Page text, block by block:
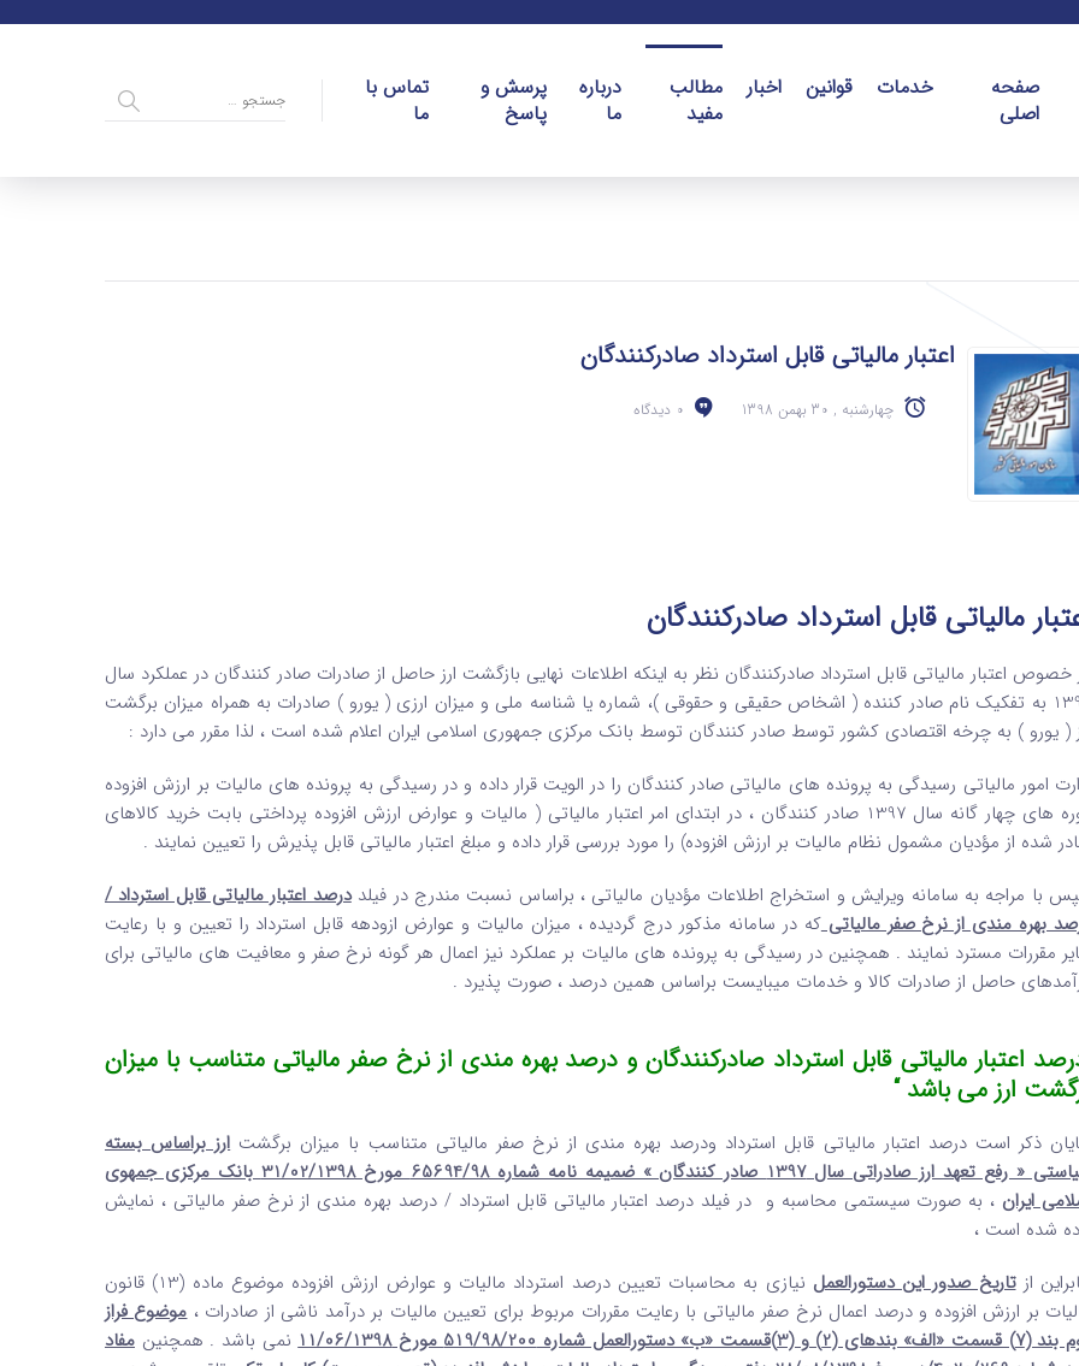
صفحه
اصلی
خدمات قوانین اخبار
مطالب
مفید
درباره
ما
پرسش و
پاسخ
تماس با
ما
اعتبار مالیاتی قابل استرداد صادرکنندگان
چهارشنبه , 30 بهمن 1398 0 دیدگاه
مالیاتی قابل استرداد صادرکنندگان
خصوص اعتبار مالیاتی قابل استرداد صادرکنندگان نظر به اینکه اطلاعات نهایی بازگشت ارز حاصل از صادرات صادر کنندگان در عملکرد سال
1397 به تفکیک نام صادر کننده ( اشخاص حقیقی و حقوقی )، شماره یا شناسه ملی و میزان ارزی ( یورو ) صادرات به همراه میزان برگشت
( یورو ) به چرخه اقتصادی کشور توسط صادر کنندگان توسط بانک مرکزی جمهوری اسلامی ایران اعلام شده است ، لذا مقرر می دارد :
امور مالیاتی رسیدگی به پرونده های مالیاتی صادر کنندگان را در الویت قرار داده و در رسیدگی به پرونده های مالیات بر ارزش افزوده
دوره های چهار گانه سال 1397 صادر کنندگان ، در ابتدای امر اعتبار مالیاتی ( مالیات و عوارض ارزش افزوده پرداختی بابت خرید کالاهای
شده از مؤدیان مشمول نظام مالیات بر ارزش افزوده) را مورد بررسی قرار داده و مبلغ اعتبار مالیاتی قابل پذیرش را تعیین نمایند .
با مراجه به سامانه ویرایش و استخراج اطلاعات مؤدیان مالیاتی ، براساس نسبت مندرج در فیلددرصد اعتبار مالیاتی قابل استرداد /
بهره مندی از نرخ صفر مالیاتیکه در سامانه مذکور درج گردیده ، میزان مالیات و عوارض ازودهه قابل استرداد را تعیین و با رعایت
مقررات مسترد نمایند . همچنین در رسیدگی به پرونده های مالیات بر عملکرد نیز اعمال هر گونه نرخ صفر و معافیت های مالیاتی برای
حاصل از صادرات کالا و خدمات میبایست براساس همین درصد ، صورت پذیرد .
اعتبار مالیاتی قابل استرداد صادرکنندگان و درصد بهره مندی از نرخ صفر مالیاتی متناسب با میزان
ارز می باشد “
ذکر است درصد اعتبار مالیاتی قابل استرداد ودرصد بهره مندی از نرخ صفر مالیاتی متناسب با میزان برگشتارز براساس بسته
سیاستی « رفع تعهد ارز صادراتی سال 1397 صادر کنندگان » ضمیمه نامه شماره 65694/98 مورخ 31/02/1398 بانک مرکزی جمهوی
ایران ، به صورت سیستمی محاسبه و در فیلد درصد اعتبار مالیاتی قابل استرداد / درصد بهره مندی از نرخ صفر مالیاتی ، نمایش
شده است ،
ازتاریخ صدور این دستورالعمل
نیازی به محاسبات تعیین درصد استرداد مالیات و عوارض ارزش افزوده موضوع ماده (13) قانون
بر ارزش افزوده و درصد اعمال نرخ صفر مالیاتی با رعایت مقررات مربوط برای تعیین مالیات بر درآمد ناشی از صادرات ،موضوع فراز
(2) و (3)قسمت «ب» دستورالعمل شماره 519/98/200 مورخ 11/06/1398
نمی باشد . همچنین مفاد